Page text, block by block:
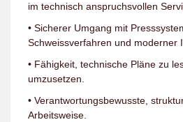
im technisch anspruchsvollen
• Sicherer Umgang mit
Schweissverfahren und moderner
• Fähigkeit, technische Pläne zu
umzusetzen.
• Verantwortungsbewusste,
Arbeitsweise.